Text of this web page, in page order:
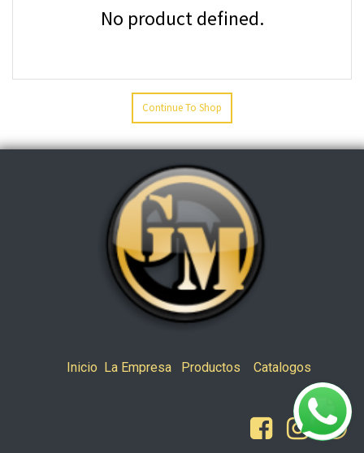
No product defined.
Continue To Shop
Inicio La Empresa Productos Catalogos